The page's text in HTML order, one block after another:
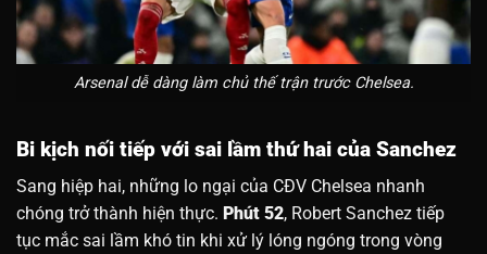
Arsenal dễ dàng làm chủ thế trận trước Chelsea.
Bi kịch nối tiếp với sai lầm thứ hai của Sanchez
Sang hiệp hai, những lo ngại của CĐV Chelsea nhanh
chóng trở thành hiện thực. Phút 52, Robert Sanchez tiếp
tục mắc sai lầm khó tin khi xử lý lóng ngóng trong vòng